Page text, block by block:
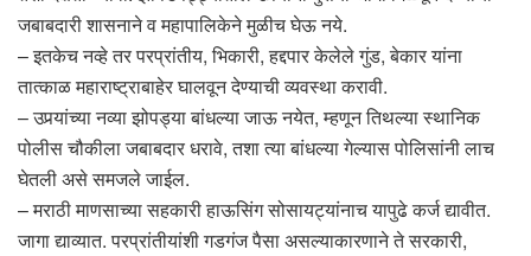
जबाबदारी शासनाने व महापालिकेने मुळीच घेऊ नये.
– इतकेच नव्हे तर परप्रांतीय, भिकारी, हद्दपार केलेले गुंड, बेकार यांना
तात्काळ महाराष्ट्राबाहेर घालवून देण्याची व्यवस्था करावी.
– उपर्‍यांच्या नव्या झोपड्या बांधल्या जाऊ नयेत, म्हणून तिथल्या स्थानिक
पोलीस चौकीला जबाबदार धरावे, तशा त्या बांधल्या गेल्यास पोलिसांनी लाच
घेतली असे समजले जाईल.
– मराठी माणसाच्या सहकारी हाऊसिंग सोसायट्यांनाच यापुढे कर्ज द्यावीत.
जागा द्याव्यात. परप्रांतीयांशी गडगंज पैसा असल्याकारणाने ते सरकारी,